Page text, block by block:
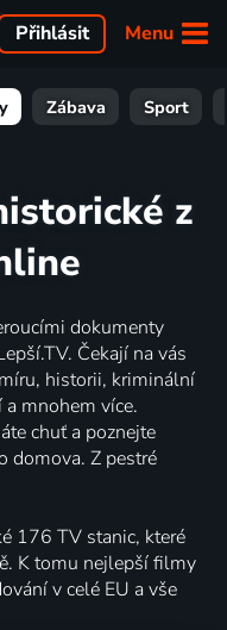
Menu
Přihlásit
Zábava Sport
z
dokumenty
Čekají na vás
historii, kriminální
mnohem více.
chuť a poznejte
domova. Z pestré
176 TV stanic, které
K tomu nejlepší filmy
v celé EU a vše